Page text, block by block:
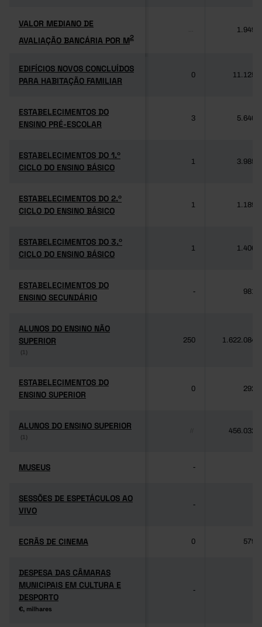
VALOR MEDIANO DE
AVALIAÇÃO BANCÁRIA POR M2
VALOR MEDIANO DE
AVALIAÇÃO BANCÁRIA POR M2
1.949
EDIFÍCIOS NOVOS CONCLUÍDOS
PARA HABITAÇÃO FAMILIAR
EDIFÍCIOS NOVOS CONCLUÍDOS
PARA HABITAÇÃO FAMILIAR
0 11.125
ESTABELECIMENTOS DO
ENSINO PRÉ-ESCOLAR
ESTABELECIMENTOS DO
ENSINO PRÉ-ESCOLAR
3 5.640
ESTABELECIMENTOS DO 1.º
CICLO DO ENSINO BÁSICO
ESTABELECIMENTOS DO 1.º
CICLO DO ENSINO BÁSICO
1 3.985
ESTABELECIMENTOS DO 2.º
CICLO DO ENSINO BÁSICO
ESTABELECIMENTOS DO 2.º
CICLO DO ENSINO BÁSICO
1 1.189
ESTABELECIMENTOS DO 3.º
CICLO DO ENSINO BÁSICO
ESTABELECIMENTOS DO 3.º
CICLO DO ENSINO BÁSICO
1 1.406
ESTABELECIMENTOS DO
ENSINO SECUNDÁRIO
ESTABELECIMENTOS DO
ENSINO SECUNDÁRIO
- 981
ALUNOS DO ENSINO NÃO
SUPERIOR
(1)
ALUNOS DO ENSINO NÃO
SUPERIOR
(1)
250 1.622.084
ESTABELECIMENTOS DO
ENSINO SUPERIOR
ESTABELECIMENTOS DO
ENSINO SUPERIOR
0 292
ALUNOS DO ENSINO SUPERIOR
(1)
ALUNOS DO ENSINO SUPERIOR
(1)
456.032
MUSEUS
MUSEUS -
SESSÕES DE ESPETÁCULOS AO
VIVO
SESSÕES DE ESPETÁCULOS AO
VIVO
-
ECRÃS DE CINEMA
ECRÃS DE CINEMA 0 579
DESPESA DAS CÂMARAS
MUNICIPAIS EM CULTURA E
DESPORTO
€, milhares
DESPESA DAS CÂMARAS
MUNICIPAIS EM CULTURA E
DESPORTO
€, milhares
-